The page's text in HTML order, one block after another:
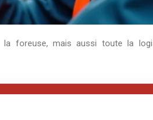
foreuse, mais aussi toute la